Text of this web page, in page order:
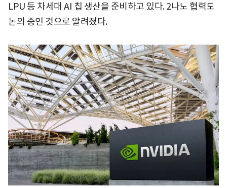
LPU 등 차세대 AI 칩 생산을 준비하고 있다. 2나노 협력도
논의 중인 것으로 알려졌다.